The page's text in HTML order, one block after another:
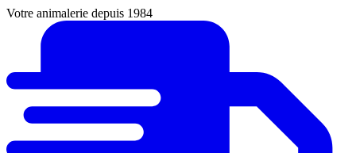
Votre animalerie depuis 1984